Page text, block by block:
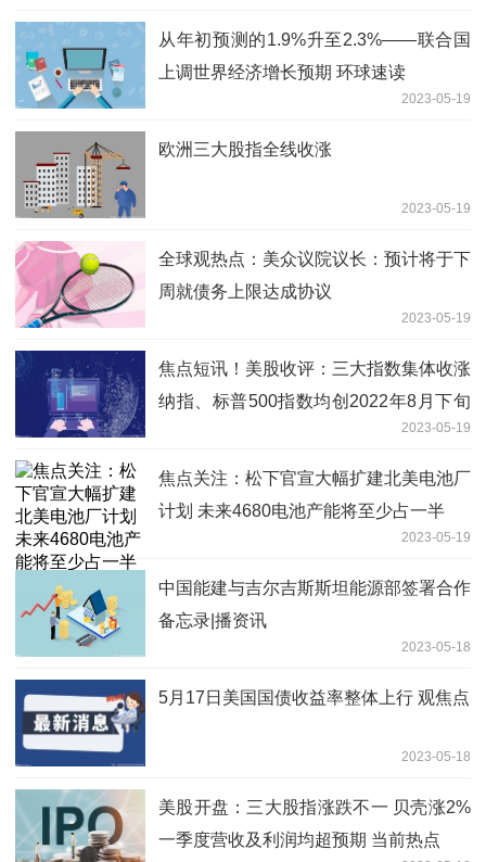
从年初预测的1.9%升至2.3%——联合国
上调世界经济增长预期 环球速读
2023-05-19
欧洲三大股指全线收涨
2023-05-19
全球观热点：美众议院议长：预计将于下
周就债务上限达成协议
2023-05-19
焦点短讯！美股收评：三大指数集体收涨
纳指、标普500指数均创2022年8月下旬
2023-05-19
焦点关注：松下官宣大幅扩建北美电池厂
计划 未来4680电池产能将至少占一半
2023-05-19
中国能建与吉尔吉斯斯坦能源部签署合作
备忘录|播资讯
2023-05-18
5月17日美国国债收益率整体上行 观焦点
2023-05-18
美股开盘：三大股指涨跌不一 贝壳涨2%
一季度营收及利润均超预期 当前热点